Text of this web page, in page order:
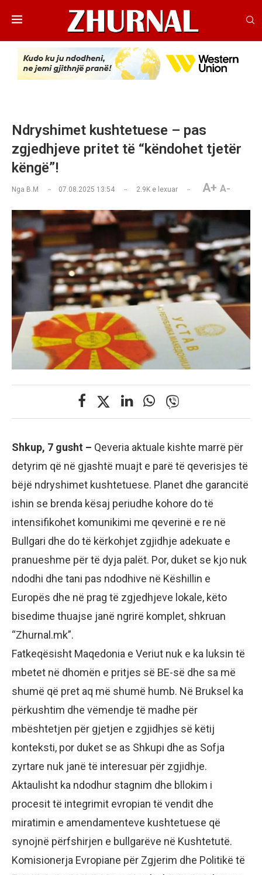
Ndryshimet kushtetuese – pas
zgjedhjeve pritet të “këndohet tjetër
këngë”!
Nga B.M 07.08.2025 13:54 2.9K e lexuar A+ A-
Shkup, 7 gusht – Qeveria aktuale kishte marrë për
detyrim që në gjashtë muajt e parë të qeverisjes të
bëjë ndryshimet kushtetuese. Planet dhe garancitë
ishin se brenda kësaj periudhe kohore do të
intensifikohet komunikimi me qeverinë e re në
Bullgari dhe do të kërkohjet zgjidhje adekuate e
pranueshme për të dyja palët. Por, duket se kjo nuk
ndodhi dhe tani pas ndodhive në Këshillin e
Europës dhe në prag të zgjedhjeve lokale, këto
bisedime thuajse janë ngrirë komplet, shkruan
“Zhurnal.mk”.
Fatkeqësisht Maqedonia e Veriut nuk e ka luksin të
mbetet në dhomën e pritjes së BE-së dhe sa më
shumë që pret aq më shumë humb. Në Bruksel ka
përkushtim dhe vëmendje të madhe për
mbështetjen për gjetjen e zgjidhjes së këtij
konteksti, por duket se as Shkupi dhe as Sofja
zyrtare nuk janë të interesuar për zgjidhje.
Aktaulisht ka ndodhur stagnim dhe bllokim i
procesit të integrimit evropian të vendit dhe
miratimin e amendamenteve kushtetuese që
synojnë përfshirjen e bullgarëve në Kushtetutë.
Komisionerja Evropiane për Zgjerim dhe Politikë të